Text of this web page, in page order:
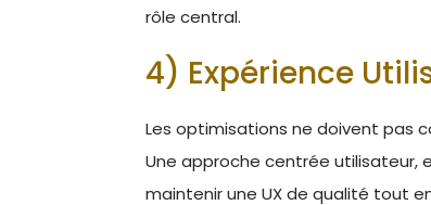
rôle central.
4) Expérience
Les optimisations ne doivent pas
Une approche centrée utilisateur,
maintenir une UX de qualité tout